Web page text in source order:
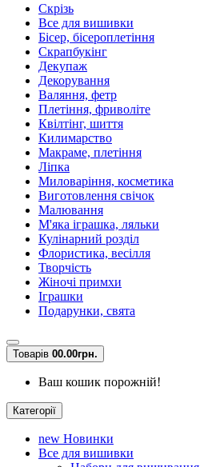
Скрізь
Все для вишивки
Бісер, бісероплетіння
Скрапбукінг
Декупаж
Декорування
Валяння, фетр
Плетіння, фриволіте
Квілтінг, шиття
Килимарство
Макраме, плетіння
Ліпка
Миловаріння, косметика
Виготовлення свічок
Малювання
М'яка іграшка, ляльки
Кулінарний розділ
Флористика, весілля
Творчість
Жіночі примхи
Іграшки
Подарунки, свята
Товарів 00.00грн.
Ваш кошик порожній!
Категорії
new Новинки
Все для вишивки